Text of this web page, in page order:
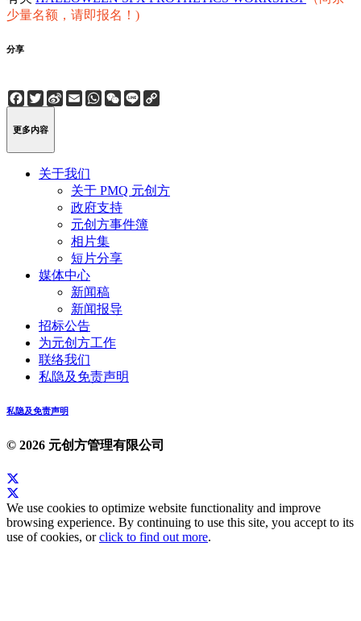
少量名额，请即报名！)
分享
Facebook
Twitter
Sina
Weibo
EmailWhatsApp
WeChat
Line
更多内容
关于我们
关于 PMQ 元创方
政府支持
元创方事件簿
相片集
短片分享
媒体中心
新闻稿
新闻报导
招标公告
为元创方工作
联络我们
私隐及免责声明
私隐及免责声明
© 2026 元创方管理有限公司
We use cookies to optimize website functionality and improve
browsing experience. By continuing to use this site, you accept to its
use of cookies, orclick to find out more.